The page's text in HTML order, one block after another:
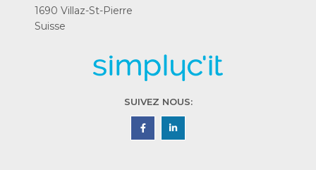
1690 Villaz-St-Pierre
Suisse
SUIVEZ NOUS: